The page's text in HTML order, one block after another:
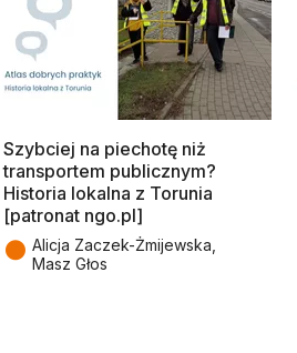
Szybciej na piechotę niż
transportem publicznym?
Historia lokalna z Torunia
[patronat ngo.pl]
● Alicja Zaczek-Żmijewska,
Masz Głos